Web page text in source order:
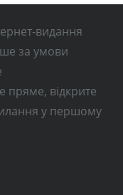
видання
за умови
пряме, відкрите
у першому